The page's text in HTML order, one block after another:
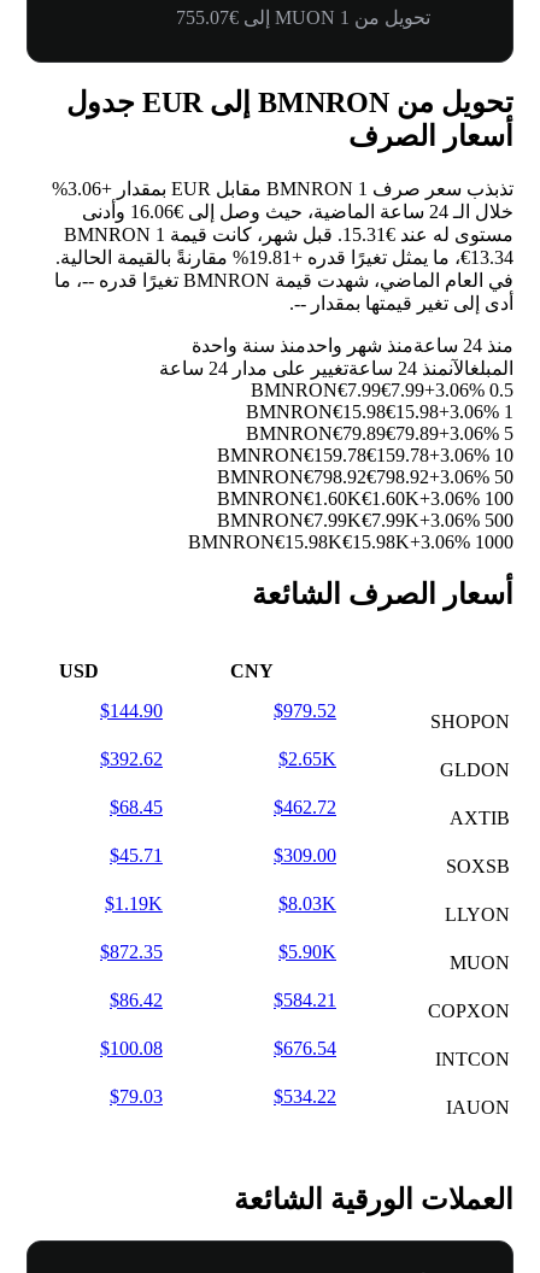
تحويل من 1 MUON إلى €755.07
تحويل من BMNRON إلى EUR جدول
أسعار الصرف
تذبذب سعر صرف 1 BMNRON مقابل EUR بمقدار
+3.06%
خلال الـ 24 ساعة الماضية، حيث وصل إلى €16.06 وأدنى
مستوى له عند €15.31. قبل شهر، كانت قيمة 1 BMNRON
€13.34، ما يمثل تغيرًا قدره
+19.81%
مقارنةً بالقيمة الحالية.
في العام الماضي، شهدت قيمة BMNRON تغيرًا قدره
--، ما
أدى إلى تغير قيمتها بمقدار --
.
منذ 24 ساعة منذ شهر واحدمنذ سنة واحدة
المبلغالآنمنذ 24 ساعة
تغيير على مدار 24 ساعة
0.5 BMNRON
€7.99€7.99+3.06%
1 BMNRON
€15.98€15.98+3.06%
5 BMNRON
€79.89€79.89+3.06%
10 BMNRON
€159.78€159.78+3.06%
50 BMNRON
€798.92€798.92+3.06%
100 BMNRON
€1.60K€1.60K+3.06%
500 BMNRON
€7.99K€7.99K+3.06%
1000 BMNRON
€15.98K€15.98K+3.06%
أسعار الصرف الشائعة
CNY
USD
SHOPON
$979.52
$144.90
GLDON
$2.65K
$392.62
AXTIB
$462.72
$68.45
SOXSB
$309.00
$45.71
LLYON
$8.03K
$1.19K
MUON
$5.90K
$872.35
COPXON
$584.21
$86.42
INTCON
$676.54
$100.08
IAUON
$534.22
$79.03
العملات الورقية الشائعة